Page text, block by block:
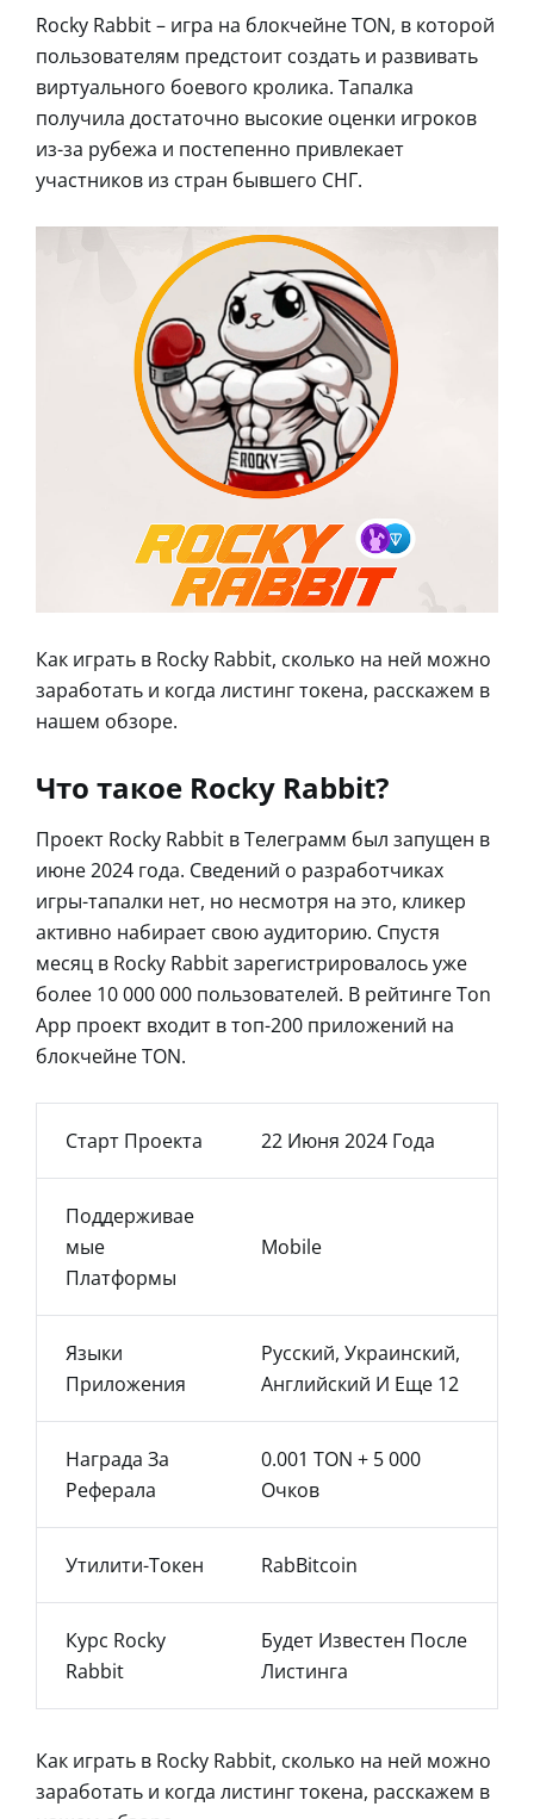
Rocky Rabbit – игра на блокчейне TON, в которой
пользователям предстоит создать и развивать
виртуального боевого кролика. Тапалка
получила достаточно высокие оценки игроков
из-за рубежа и постепенно привлекает
участников из стран бывшего СНГ.
Как играть в Rocky Rabbit, сколько на ней можно
заработать и когда листинг токена, расскажем в
нашем обзоре.
Что такое Rocky Rabbit?
Проект Rocky Rabbit в Телеграмм был запущен в
июне 2024 года. Сведений о разработчиках
игры-тапалки нет, но несмотря на это, кликер
активно набирает свою аудиторию. Спустя
месяц в Rocky Rabbit зарегистрировалось уже
более 10 000 000 пользователей. В рейтинге Ton
App проект входит в топ-200 приложений на
блокчейне TON.
Старт Проекта 22 Июня 2024 Года
Поддерживае
Мые
Платформы
Mobile
Языки
Приложения
Русский, Украинский,
Английский И Еще 12
Награда За
Реферала
0.001 TON + 5 000
Очков
Утилити-Токен RabBitcoin
Курс Rocky
Rabbit
Будет Известен После
Листинга
Как играть в Rocky Rabbit, сколько на ней можно
заработать и когда листинг токена, расскажем в